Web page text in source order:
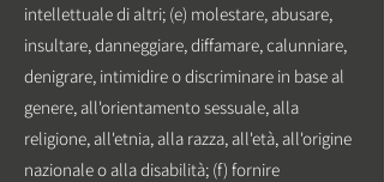
intellettuale di altri; (e) molestare, abusare,
insultare, danneggiare, diffamare, calunniare,
denigrare, intimidire o discriminare in base al
genere, all'orientamento sessuale, alla
religione, all'etnia, alla razza, all'età, all'origine
nazionale o alla disabilità; (f) fornire